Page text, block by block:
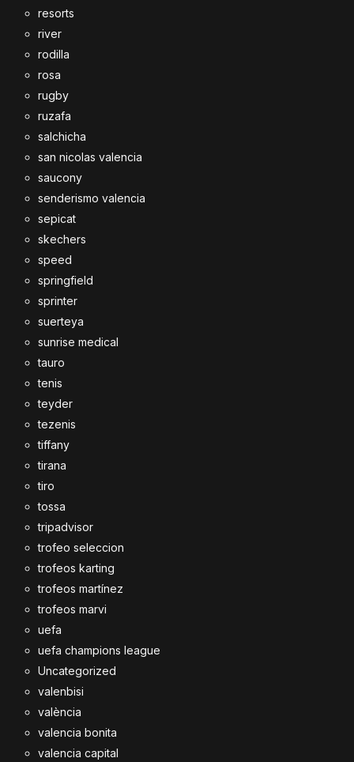
resorts
river
rodilla
rosa
rugby
ruzafa
salchicha
san nicolas valencia
saucony
senderismo valencia
sepicat
skechers
speed
springfield
sprinter
suerteya
sunrise medical
tauro
tenis
teyder
tezenis
tiffany
tirana
tiro
tossa
tripadvisor
trofeo seleccion
trofeos karting
trofeos martínez
trofeos marvi
uefa
uefa champions league
Uncategorized
valenbisi
valència
valencia bonita
valencia capital